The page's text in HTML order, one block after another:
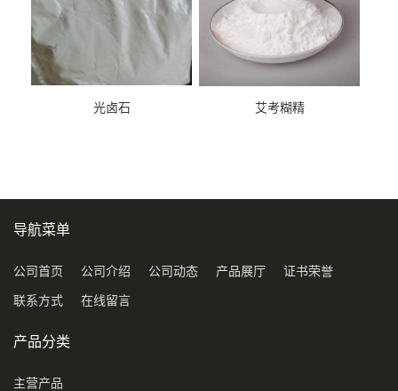
光卤石 艾考糊精
导航菜单
公司首页 公司介绍 公司动态 产品展厅 证书荣誉
联系方式 在线留言
产品分类
主营产品